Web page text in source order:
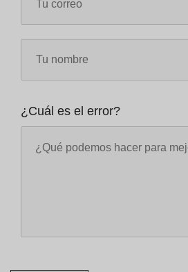
¿Cuál es el error?